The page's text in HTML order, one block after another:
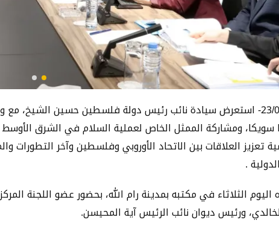
رام الله- 23/06/2026- استعرض سيادة نائب رئيس دولة فلسطين حسين
سويكا، ومشاركة الممثل الخاص لعملية السلام في الشرق
تعزيز العلاقات بين الاتحاد الأوروبي وفلسطين وآخر
.
الثلاثاء في مكتبه بمدينة رام الله، بحضور عضو اللجنة
ورئيس ديوان نائب الرئيس آية المحيسن.